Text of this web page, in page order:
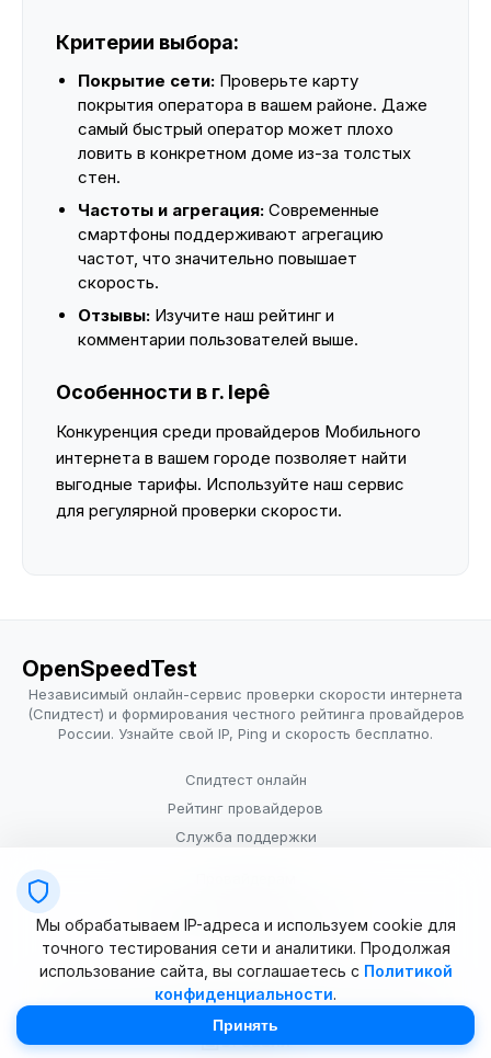
Критерии выбора:
Покрытие сети: Проверьте карту
покрытия оператора в вашем районе. Даже
самый быстрый оператор может плохо
ловить в конкретном доме из-за толстых
стен.
Частоты и агрегация: Современные
смартфоны поддерживают агрегацию
частот, что значительно повышает
скорость.
Отзывы: Изучите наш рейтинг и
комментарии пользователей выше.
Особенности в г. Iepê
Конкуренция среди провайдеров Мобильного
интернета в вашем городе позволяет найти
выгодные тарифы. Используйте наш сервис
для регулярной проверки скорости.
OpenSpeedTest
Независимый онлайн-сервис проверки скорости интернета
(Спидтест) и формирования честного рейтинга провайдеров
России. Узнайте свой IP, Ping и скорость бесплатно.
Спидтест онлайн
Рейтинг провайдеров
Служба поддержки
Условия использования
© 2025–2026 OpenSpeedTest (ИП Долматова В.В.). Все права
Мы обрабатываем IP-адреса и используем cookie для
точного тестирования сети и аналитики. Продолжая
использование сайта, вы соглашаетесь с Политикой
конфиденциальности.
Принять